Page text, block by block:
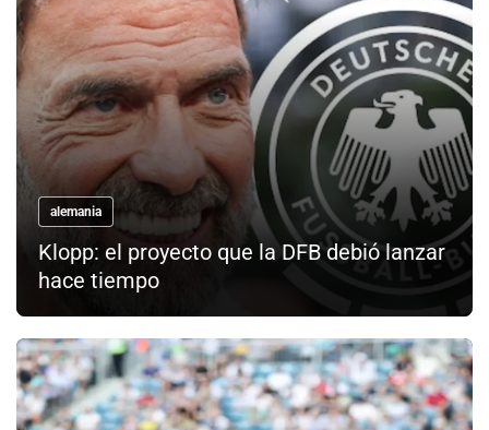
alemania
Klopp: el proyecto que la DFB debió lanzar
hace tiempo